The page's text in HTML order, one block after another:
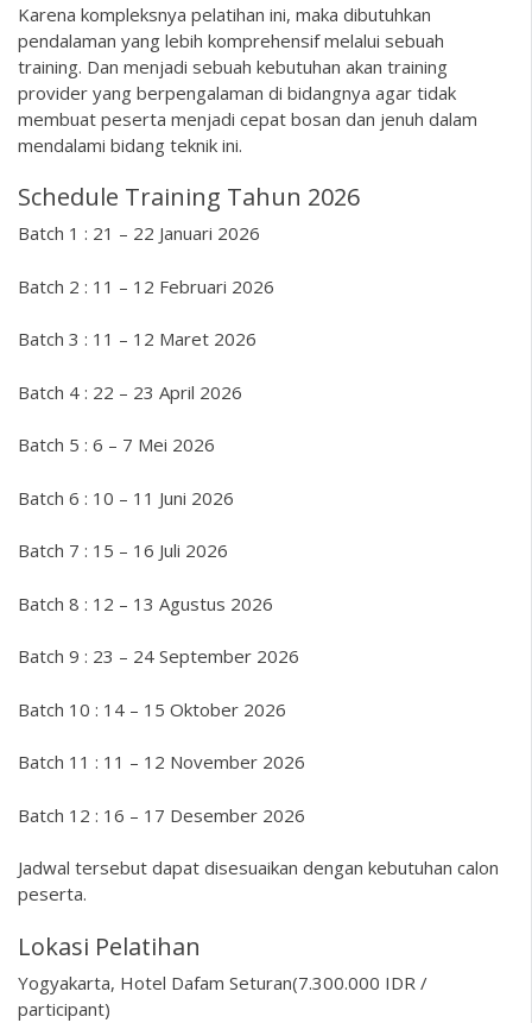
Karena kompleksnya pelatihan ini, maka dibutuhkan
pendalaman yang lebih komprehensif melalui sebuah
training. Dan menjadi sebuah kebutuhan akan training
provider yang berpengalaman di bidangnya agar tidak
membuat peserta menjadi cepat bosan dan jenuh dalam
mendalami bidang teknik ini.
Schedule Training Tahun 2026
Batch 1 : 21 – 22 Januari 2026
Batch 2 : 11 – 12 Februari 2026
Batch 3 : 11 – 12 Maret 2026
Batch 4 : 22 – 23 April 2026
Batch 5 : 6 – 7 Mei 2026
Batch 6 : 10 – 11 Juni 2026
Batch 7 : 15 – 16 Juli 2026
Batch 8 : 12 – 13 Agustus 2026
Batch 9 : 23 – 24 September 2026
Batch 10 : 14 – 15 Oktober 2026
Batch 11 : 11 – 12 November 2026
Batch 12 : 16 – 17 Desember 2026
Jadwal tersebut dapat disesuaikan dengan kebutuhan calon
peserta.
Lokasi Pelatihan
Yogyakarta, Hotel Dafam Seturan(7.300.000 IDR /
participant)